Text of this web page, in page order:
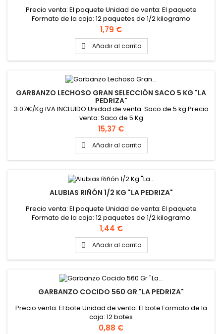
Precio venta: El paquete Unidad de venta: El paquete
Formato de la caja: 12 paquetes de 1/2 kilogramo
Precio
1,79 €
 Añadir al carrito
GARBANZO LECHOSO GRAN SELECCIÓN SACO 5 KG "LA
PEDRIZA"
3.07€/Kg IVA INCLUIDO Unidad de venta: Saco de 5 kg Precio
venta: Saco de 5 Kg
Precio
15,37 €
 Añadir al carrito
ALUBIAS RIÑÓN 1/2 KG "LA PEDRIZA"
Precio venta: El paquete Unidad de venta: El paquete
Formato de la caja: 12 paquetes de 1/2 kilogramo
Precio
1,44 €
 Añadir al carrito
GARBANZO COCIDO 560 GR "LA PEDRIZA"
Precio venta: El bote Unidad de venta: El bote Formato de la
caja: 12 botes
Precio
0,88 €